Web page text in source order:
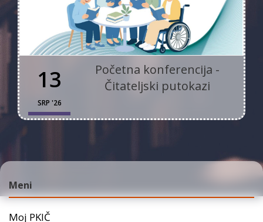
13
SRP '26
Početna konferencija -
Čitateljski putokazi
Meni
Moj PKIČ